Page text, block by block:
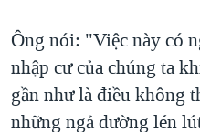
Ông nói: "Việc này có
nhập cư của chúng ta
gần như là điều không
những ngả đường lén